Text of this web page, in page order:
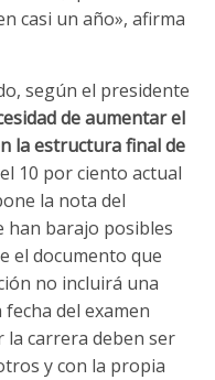
casi un año», afirma
según el presidente
deaumentarel
laestructurafinalde
10 por ciento actual
la nota del
han barajo posibles
el documento que
no incluirá una
del examen
la carrera deben ser
y con la propia